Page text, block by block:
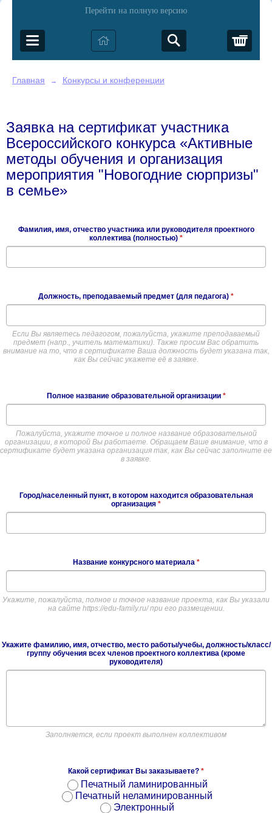
Перейти на полную версию
Главная → Конкурсы и конференции
Заявка на сертификат участника
Всероссийского конкурса «Активные
методы обучения и организация
мероприятия "Новогодние сюрпризы"
в семье»
Фамилия, имя, отчество участника или руководителя проектного
коллектива (полностью) *
Должность, преподаваемый предмет (для педагога) *
Если Вы являетесь педагогом, пожалуйста, укажите преподаваемый
предмет (напр., учитель математики). Также просим Вас обратить
внимание на то, что в сертификате Ваша должность будет указана так,
как Вы сейчас укажете её в заявке.
Полное название образовательной организации *
Пожалуйста, укажите точное и полное название образовательной
организации, в которой Вы работаете. Обращаем Ваше внимание, что в
сертификате будет указана организация так, как Вы сейчас заполните ее
в заявке.
Город/населенный пункт, в котором находится образовательная
организация *
Название конкурсного материала *
Укажите, пожалуйста, полное и точное название проекта, как Вы указали
на сайте https://edu-family.ru/ при его размещении.
Укажите фамилию, имя, отчество, место работы/учебы, должность/класс/
группу обучения всех членов проектного коллектива (кроме
руководителя)
Заполняется, если проект выполнен коллективом
Какой сертификат Вы заказываете? *
Печатный ламинированный
Печатный неламинированный
Электронный